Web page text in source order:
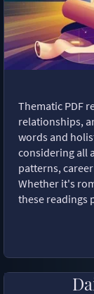
Thematic PDF
relationships,
words and
considering all
patterns,
Whether it's
these readings